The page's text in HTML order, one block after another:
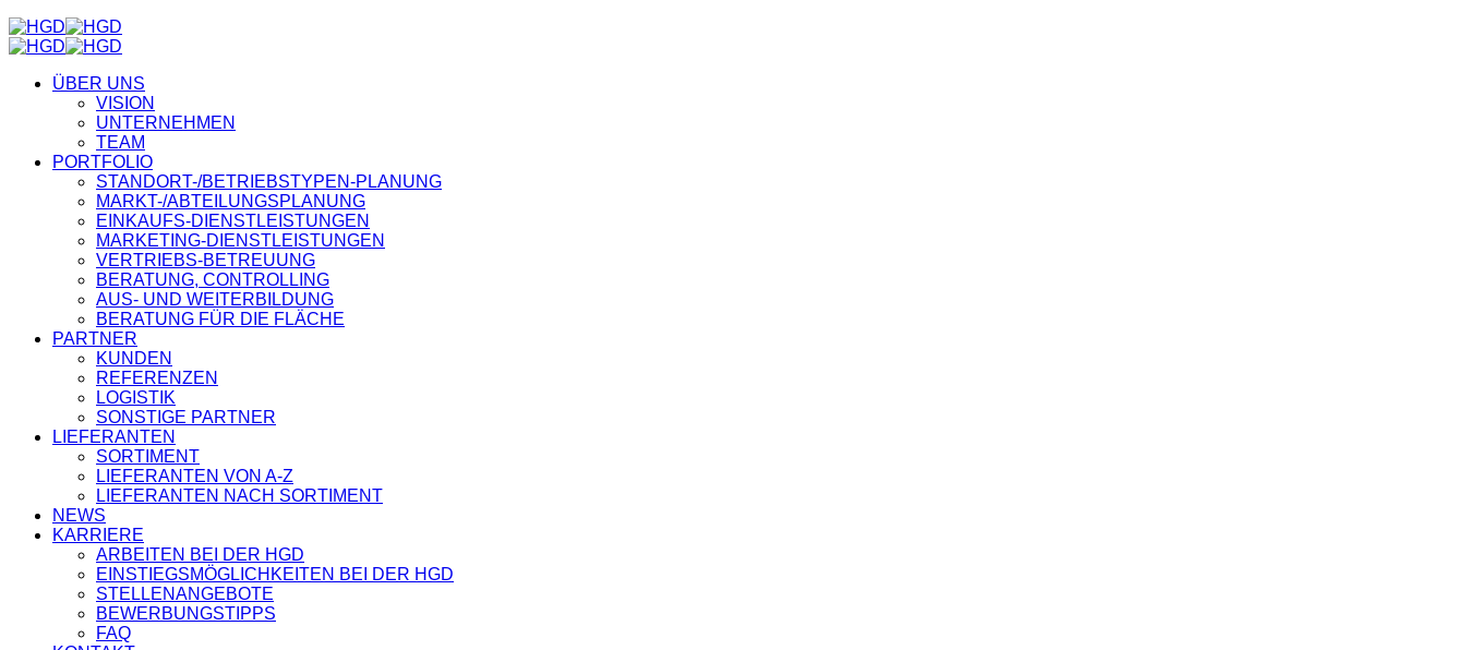
ÜBER UNS
VISION
UNTERNEHMEN
TEAM
PORTFOLIO
STANDORT-/BETRIEBSTYPEN-PLANUNG
MARKT-/ABTEILUNGSPLANUNG
EINKAUFS-DIENSTLEISTUNGEN
MARKETING-DIENSTLEISTUNGEN
VERTRIEBS-BETREUUNG
BERATUNG, CONTROLLING
AUS- UND WEITERBILDUNG
BERATUNG FÜR DIE FLÄCHE
PARTNER
KUNDEN
REFERENZEN
LOGISTIK
SONSTIGE PARTNER
LIEFERANTEN
SORTIMENT
LIEFERANTEN VON A-Z
LIEFERANTEN NACH SORTIMENT
NEWS
KARRIERE
ARBEITEN BEI DER HGD
EINSTIEGSMÖGLICHKEITEN BEI DER HGD
STELLENANGEBOTE
BEWERBUNGSTIPPS
FAQ